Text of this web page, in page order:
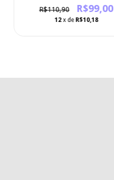
R$110,90 R$99,00
12 x de R$10,18